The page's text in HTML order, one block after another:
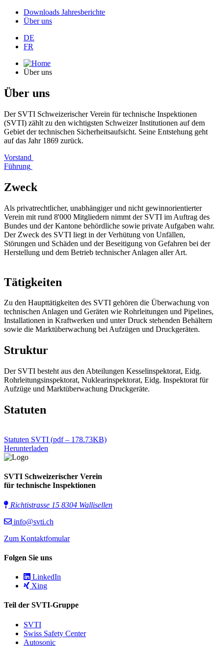
Downloads Jahresberichte
Über uns
DE
FR
Über uns
Über uns
Der SVTI Schweizerischer Verein für technische Inspektionen
(SVTI) zählt zu den wichtigsten Schweizer Institutionen auf dem
Gebiet der technischen Sicherheitsaufsicht. Seine Entstehung geht
auf das Jahr 1869 zurück.
Vorstand
Führung
Zweck
Als privatrechtlicher, unabhängiger und nicht gewinnorientierter
Verein mit rund 8'000 Mitgliedern nimmt der SVTI im Auftrag des
Bundes und der Kantone behördliche sowie private Aufgaben wahr.
Der Zweck des SVTI liegt in der Verhütung von Unfällen,
Störungen und Schäden und der Beseitigung von Gefahren bei der
Herstellung und dem Betrieb technischer Anlagen aller Art.
Tätigkeiten
Zu den Haupttätigkeiten des SVTI gehören die Überwachung von
technischen Anlagen und Geräten wie Rohrleitungen und Pipelines,
Installationen in Kraftwerken und unter Druck stehenden Behältern
sowie die Marktüberwachung bei Aufzügen und Druckgeräten.
Struktur
Der SVTI besteht aus den Abteilungen Kesselinspektorat, Eidg.
Rohrleitungsinspektorat, Nuklearinspektorat, Eidg. Inspektorat für
Aufzüge und Marktüberwachung Druckgeräte.
Statuten
Statuten SVTI (pdf – 178.73KB)
Herunterladen
SVTI Schweizerischer Verein
für technische Inspektionen
Richtistrasse 15 8304 Wallisellen
info@svti.ch
Zum Kontaktfomular
Folgen Sie uns
LinkedIn
Xing
Teil der SVTI-Gruppe
SVTI
Swiss Safety Center
Autosonic